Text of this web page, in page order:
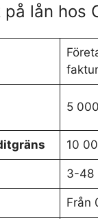
på lån hos
5
10
3-48
Från